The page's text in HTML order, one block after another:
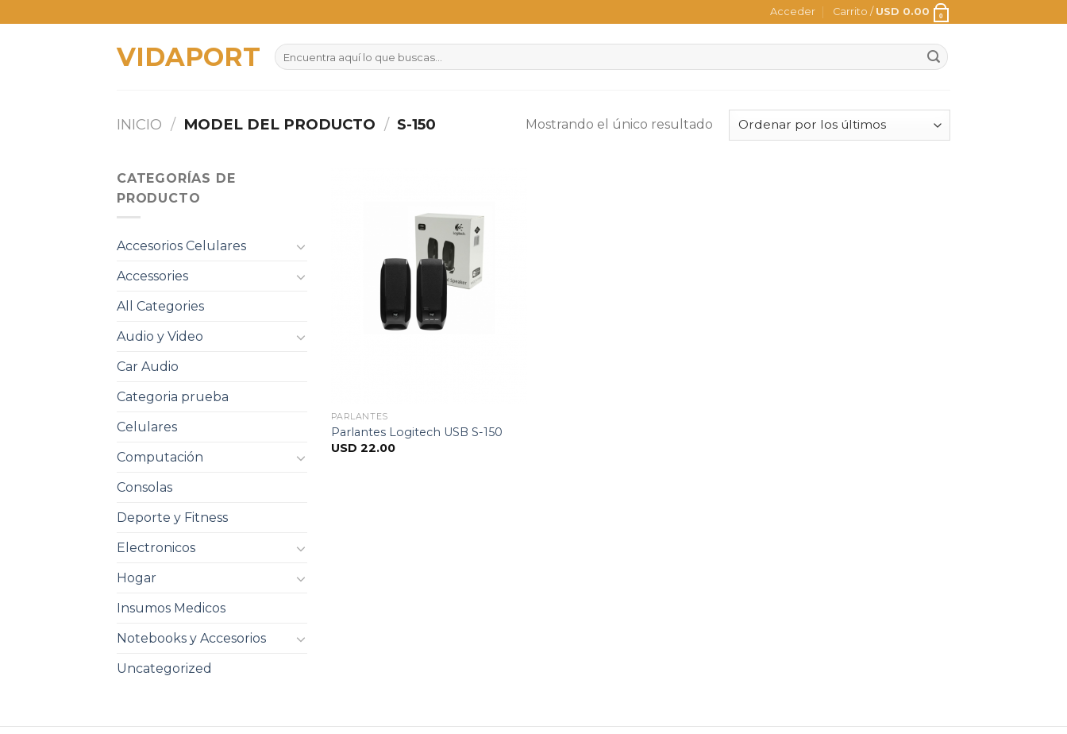
to
Acceder Carrito / USD 0.00 0
VIDAPORT
Buscar
por:
INICIO / MODEL DEL PRODUCTO / S-150 Mostrando el único resultado
CATEGORÍAS DE
PRODUCTO
Accesorios Celulares
Accessories
All Categories
Audio y Video
Car Audio
Categoria prueba
Celulares
Computación
Consolas
Deporte y Fitness
Electronicos
Hogar
Insumos Medicos
Notebooks y Accesorios
Uncategorized
PARLANTES
Parlantes Logitech USB S-150
USD 22.00